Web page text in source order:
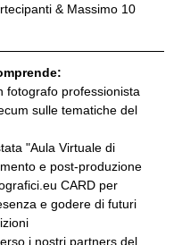
& Massimo 10
fotografo professionista
sulle tematiche del
"Aula Virtuale di
e post-produzione
CARD per
e godere di futuri
i nostri partners del